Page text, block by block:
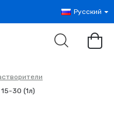
Русский
30 (1л)